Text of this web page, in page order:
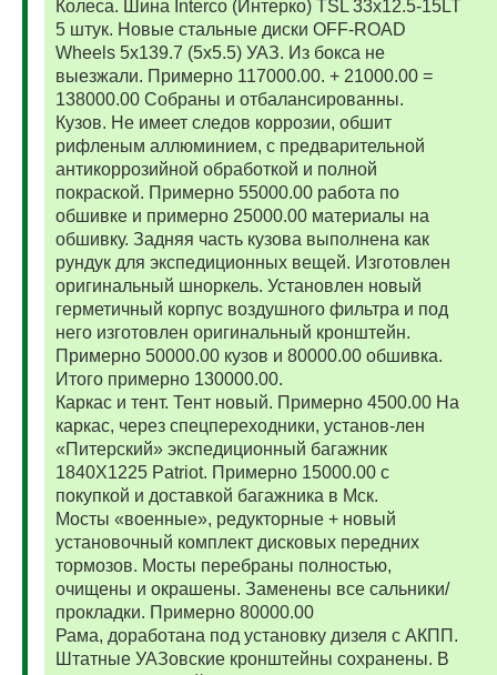
Колеса. Шина Interco (Интерко) TSL 33x12.5-15LT
5 штук. Новые стальные диски OFF-ROAD
Wheels 5x139.7 (5x5.5) УАЗ. Из бокса не
выезжали. Примерно 117000.00. + 21000.00 =
138000.00 Собраны и отбалансированны.
Кузов. Не имеет следов коррозии, обшит
рифленым аллюминием, с предварительной
антикоррозийной обработкой и полной
покраской. Примерно 55000.00 работа по
обшивке и примерно 25000.00 материалы на
обшивку. Задняя часть кузова выполнена как
рундук для экспедиционных вещей. Изготовлен
оригинальный шноркель. Установлен новый
герметичный корпус воздушного фильтра и под
него изготовлен оригинальный кронштейн.
Примерно 50000.00 кузов и 80000.00 обшивка.
Итого примерно 130000.00.
Каркас и тент. Тент новый. Примерно 4500.00 На
каркас, через спецпереходники, установ-лен
«Питерский» экспедиционный багажник
1840Х1225 Patriot. Примерно 15000.00 с
покупкой и доставкой багажника в Мск.
Мосты «военные», редукторные + новый
установочный комплект дисковых передних
тормозов. Мосты перебраны полностью,
очищены и окрашены. Заменены все сальники/
прокладки. Примерно 80000.00
Рама, доработана под установку дизеля с АКПП.
Штатные УАЗовские кронштейны сохранены. В